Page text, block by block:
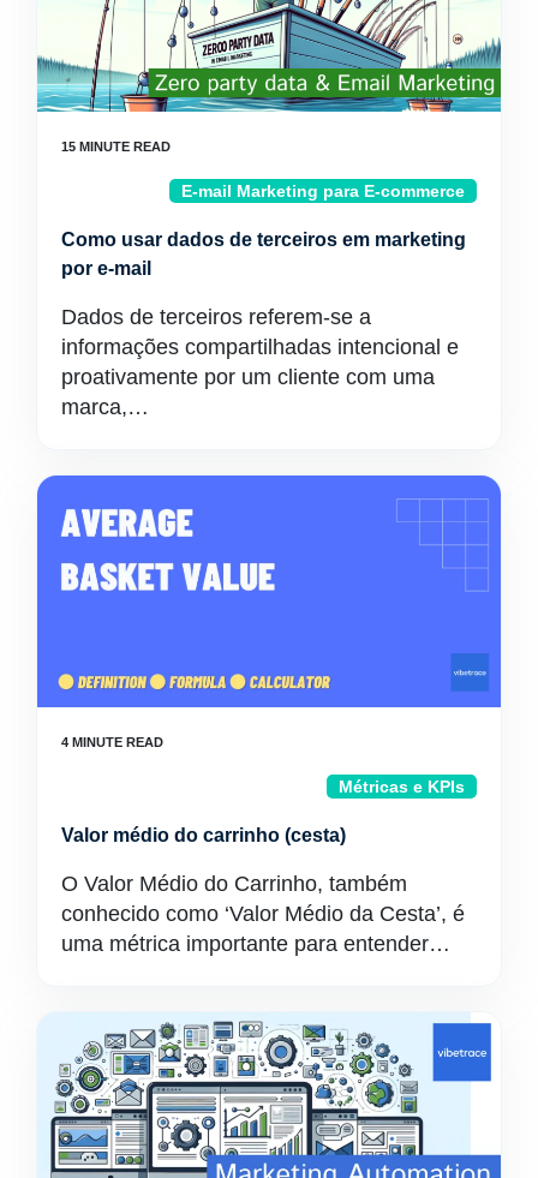
E-mail Marketing para E-commerce
Como usar dados de terceiros em marketing
por e-mail
Dados de terceiros referem-se a
informações compartilhadas intencional e
proativamente por um cliente com uma
marca,…
Métricas e KPIs
Valor médio do carrinho (cesta)
O Valor Médio do Carrinho, também
conhecido como ‘Valor Médio da Cesta’, é
uma métrica importante para entender…